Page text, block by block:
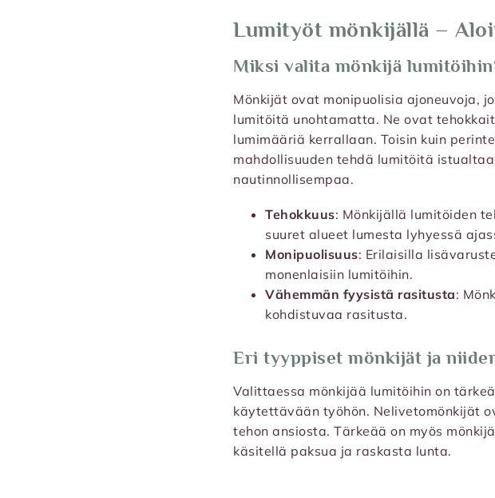
Lumityöt mönkijällä –
Miksi valita mönkijä
Mönkijät ovat monipuolisia ajoneuvoja,
lumitöitä unohtamatta. Ne ovat
lumimääriä kerrallaan. Toisin kuin
mahdollisuuden tehdä lumitöitä
nautinnollisempaa.
Tehokkuus: Mönkijällä lumitöiden
suuret alueet lumesta lyhyessä
Monipuolisuus: Erilaisilla
monenlaisiin lumitöihin.
Vähemmän fyysistä rasitusta:
kohdistuvaa rasitusta.
Eri tyyppiset mönkijät ja
Valittaessa mönkijää lumitöihin on
käytettävään työhön. Nelivetomönkijät
tehon ansiosta. Tärkeää on myös
käsitellä paksua ja raskasta lunta.